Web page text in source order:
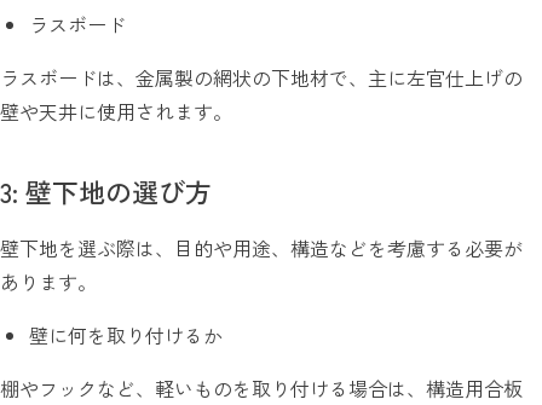
ラスボード
ラスボードは、金属製の網状の下地材で、主に左官仕上げの
壁や天井に使用されます。
3: 壁下地の選び方
壁下地を選ぶ際は、目的や用途、構造などを考慮する必要が
あります。
壁に何を取り付けるか
棚やフックなど、軽いものを取り付ける場合は、構造用合板